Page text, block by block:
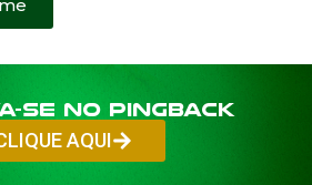
se no PINGBACK
AQUI